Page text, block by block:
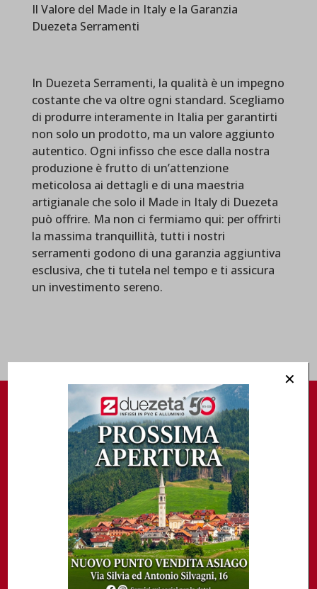
Il Valore del Made in Italy e la Garanzia
Duezeta Serramenti
In Duezeta Serramenti, la qualità è un impegno
costante che va oltre ogni standard. Scegliamo
di produrre interamente in Italia per garantirti
non solo un prodotto, ma un valore aggiunto
autentico. Ogni infisso che esce dalla nostra
produzione è frutto di un’attenzione
meticolosa ai dettagli e di una maestria
artigianale che solo il Made in Italy di Duezeta
può offrire. Ma non ci fermiamo qui: per offrirti
la massima tranquillità, tutti i nostri
serramenti godono di una garanzia aggiuntiva
esclusiva, che ti tutela nel tempo e ti assicura
un investimento sereno.
Vuoi ricevere maggiori
informazioni?
Se vuoi approfondire l’argomento contattaci
utilizzando il modulo di richiesta informazioni
Richiedi info
✕